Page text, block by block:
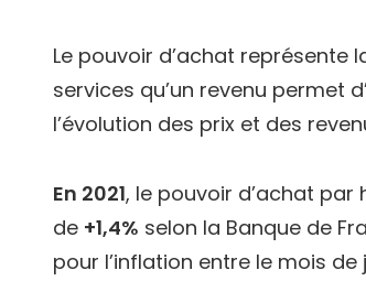
Le pouvoir d’achat représente
services qu’un revenu permet
l’évolution des prix et des
En 2021, le pouvoir d’achat
de +1,4% selon la Banque de
pour l’inflation entre le mois